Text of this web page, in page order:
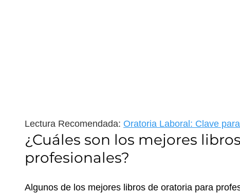
Lectura Recomendada: Oratoria Laboral: Clave
¿Cuáles son los mejores
profesionales?
Algunos de los mejores libros de oratoria para